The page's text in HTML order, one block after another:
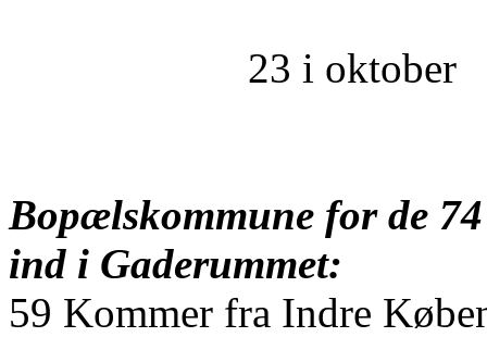
23 i oktober
Bopælskommune for de
ind i Gaderummet:
59 Kommer fra Indre